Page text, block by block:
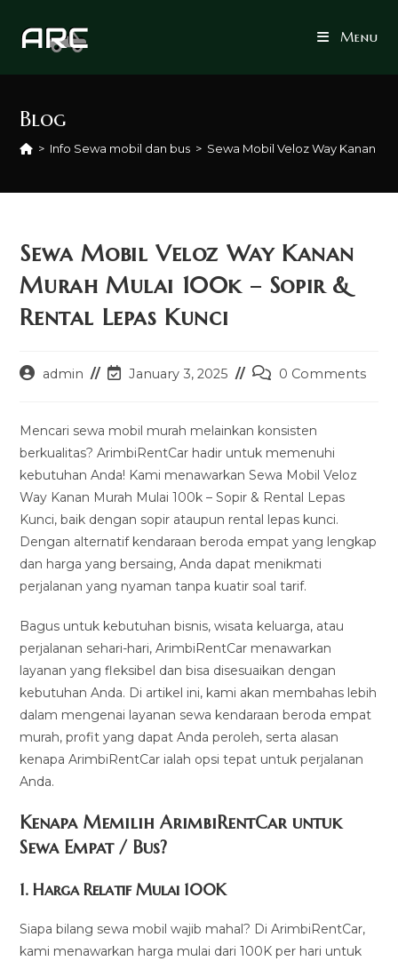
Menu
Blog
> Info Sewa mobil dan bus > Sewa Mobil Veloz Way Kanan
Sewa Mobil Veloz Way Kanan
Murah Mulai 100k – Sopir &
Rental Lepas Kunci
Postadmin
PostJanuary 3, 2025
Post0 Comments
Mencari sewa mobil murah melainkan konsisten
berkualitas? ArimbiRentCar hadir untuk memenuhi
kebutuhan Anda! Kami menawarkan Sewa Mobil Veloz
Way Kanan Murah Mulai 100k – Sopir & Rental Lepas
Kunci, baik dengan sopir ataupun rental lepas kunci.
Dengan alternatif kendaraan beroda empat yang lengkap
dan harga yang bersaing, Anda dapat menikmati
perjalanan yang nyaman tanpa kuatir soal tarif.
Bagus untuk kebutuhan bisnis, wisata keluarga, atau
perjalanan sehari-hari, ArimbiRentCar menawarkan
layanan yang fleksibel dan bisa disesuaikan dengan
kebutuhan Anda. Di artikel ini, kami akan membahas lebih
dalam mengenai layanan sewa kendaraan beroda empat
murah, profit yang dapat Anda peroleh, serta alasan
kenapa ArimbiRentCar ialah opsi tepat untuk perjalanan
Anda.
Kenapa Memilih ArimbiRentCar untuk
Sewa Empat / Bus?
1.Harga Relatif Mulai 100K
Siapa bilang sewa mobil wajib mahal? Di ArimbiRentCar,
kami menawarkan harga mulai dari 100K per hari untuk